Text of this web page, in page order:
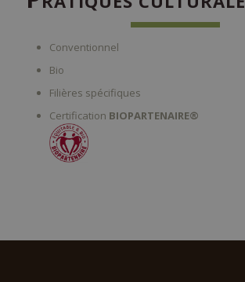
Conventionnel
Bio
Filières spécifiques
Certification BIOPARTENAIRE®